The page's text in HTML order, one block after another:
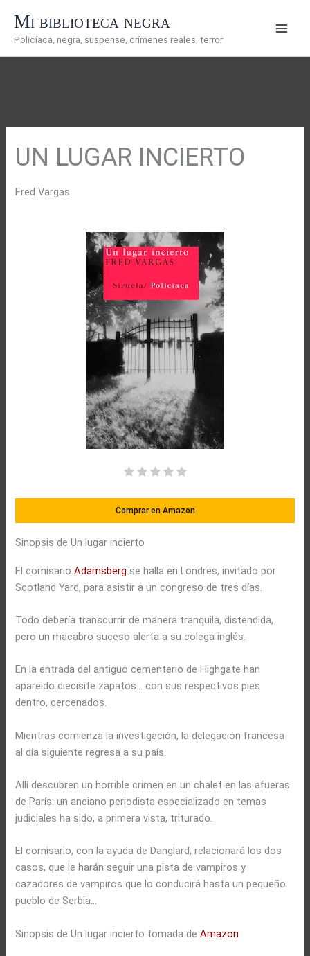
contenido
Mi biblioteca negra
Policíaca, negra, suspense, crímenes reales, terror
UN LUGAR INCIERTO
Fred Vargas
Comprar en Amazon
Sinopsis de Un lugar incierto
El comisarioAdamsberg se halla en Londres, invitado por
Scotland Yard, para asistir a un congreso de tres días.
Todo debería transcurrir de manera tranquila, distendida,
pero un macabro suceso alerta a su colega inglés.
En la entrada del antiguo cementerio de Highgate han
apareido diecisite zapatos… con sus respectivos pies
dentro, cercenados.
Mientras comienza la investigación, la delegación francesa
al día siguiente regresa a su país.
Allí descubren un horrible crimen en un chalet en las afueras
de París: un anciano periodista especializado en temas
judiciales ha sido, a primera vista, triturado.
El comisario, con la ayuda de Danglard, relacionará los dos
casos, que le harán seguir una pista de vampiros y
cazadores de vampiros que lo conducirá hasta un pequeño
pueblo de Serbia…
Sinopsis de Un lugar incierto tomada deAmazon